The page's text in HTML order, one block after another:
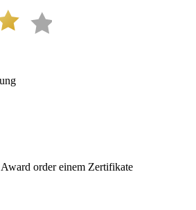
order einem Zertifikate